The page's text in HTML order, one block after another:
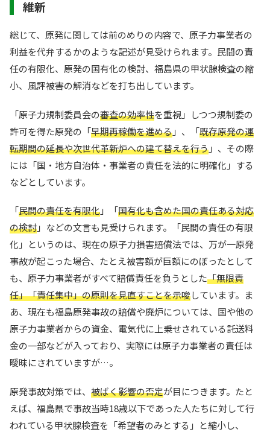
維新
総じて、原発に関しては前のめりの内容で、原子力事業者の
利益を代弁するかのような記述が見受けられます。民間の責
任の有限化、原発の国有化の検討、福島県の甲状腺検査の縮
小、風評被害の解消などを打ち出しています。
「原子力規制委員会の審査の効率性を重視」しつつ規制委の
許可を得た原発の「早期再稼働を進める」、「既存原発の運
転期間の延長や次世代革新炉への建て替えを行う」、その際
には「国・地方自治体・事業者の責任を法的に明確化」する
などとしています。
「民間の責任を有限化」「国有化も含めた国の責任ある対応
の検討」などの文言も見受けられます。「民間の責任の有限
化」というのは、現在の原子力損害賠償法では、万が一原発
事故が起こった場合、たとえ被害額が巨額にのぼったとして
も、原子力事業者がすべて賠償責任を負うとした「無限責
任」「責任集中」の原則を見直すことを示唆しています。ま
あ、現在も福島原発事故の賠償や廃炉については、国や他の
原子力事業者からの資金、電気代に上乗せされている託送料
金の一部などが入っており、実際には原子力事業者の責任は
曖昧にされていますが…。
原発事故対策では、 被ばく影響の否定が目につきます。たと
えば、福島県で事故当時18歳以下であった人たちに対して行
われている甲状腺検査を「希望者のみとする」と縮小し、